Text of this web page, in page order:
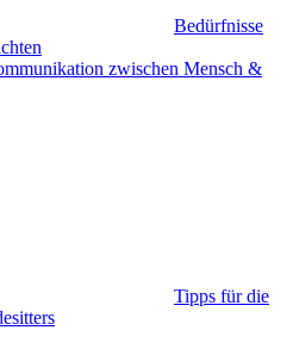
Bedürfnisse
zwischen Mensch &
Tipps für die